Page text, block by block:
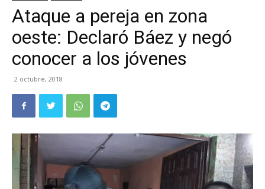
Ataque a pereja en zona
oeste: Declaró Báez y negó
conocer a los jóvenes
2 octubre, 2018